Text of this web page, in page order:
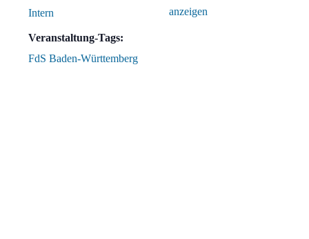
Intern
Veranstaltung-Tags:
FdS Baden-Württemberg
anzeigen